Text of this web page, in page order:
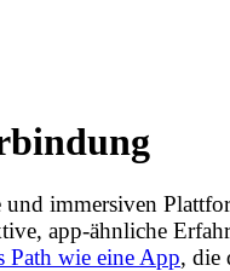
immersiven
app-ähnliche
Path wie eine App, die